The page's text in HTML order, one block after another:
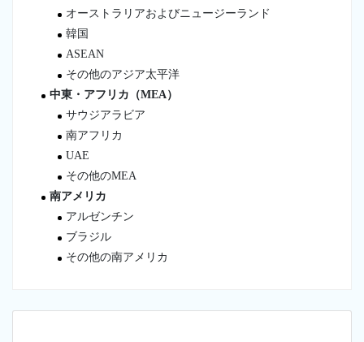
オーストラリアおよびニュージーランド
韓国
ASEAN
その他のアジア太平洋
中東・アフリカ（MEA）
サウジアラビア
南アフリカ
UAE
その他のMEA
南アメリカ
アルゼンチン
ブラジル
その他の南アメリカ